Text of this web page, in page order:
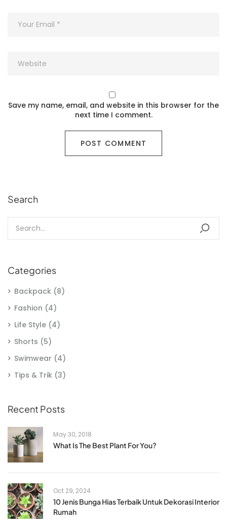
Search
Categories
Backpack (8)
Fashion (4)
Life Style (4)
Shorts (5)
Swimwear (4)
Tips & Trik (3)
Recent Posts
May 30, 2018
What Is The Best Plant For You?
Oct 29, 2024
10 Jenis Bunga Hias Terbaik Untuk Dekorasi Interior
Rumah
Save my name, email, and website in this browser for the
next time I comment.